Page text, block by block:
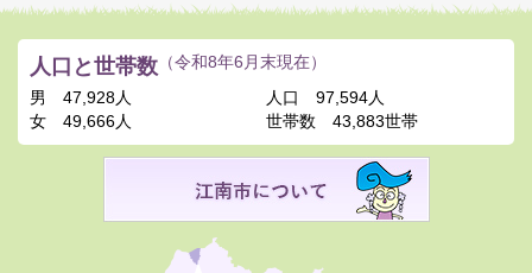
人口と世帯数 （令和8年6月末現在）
男
47,928人
女
49,666人
人口
97,594人
世帯数
43,883世帯